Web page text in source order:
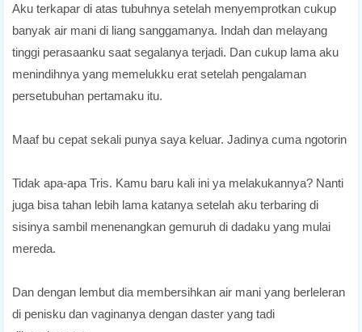
Aku terkapar di atas tubuhnya setelah menyemprotkan cukup
banyak air mani di liang sanggamanya. Indah dan melayang
tinggi perasaanku saat segalanya terjadi. Dan cukup lama aku
menindihnya yang memelukku erat setelah pengalaman
persetubuhan pertamaku itu.
Maaf bu cepat sekali punya saya keluar. Jadinya cuma ngotorin
Tidak apa-apa Tris. Kamu baru kali ini ya melakukannya? Nanti
juga bisa tahan lebih lama katanya setelah aku terbaring di
sisinya sambil menenangkan gemuruh di dadaku yang mulai
mereda.
Dan dengan lembut dia membersihkan air mani yang berleleran
di penisku dan vaginanya dengan daster yang tadi